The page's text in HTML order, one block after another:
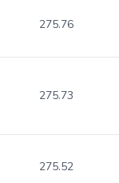
275.76
275.73
275.52